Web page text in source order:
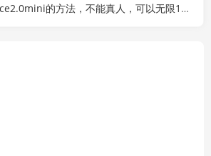
的方法，不能真人，可以无限10秒视频，9图+3音频参考